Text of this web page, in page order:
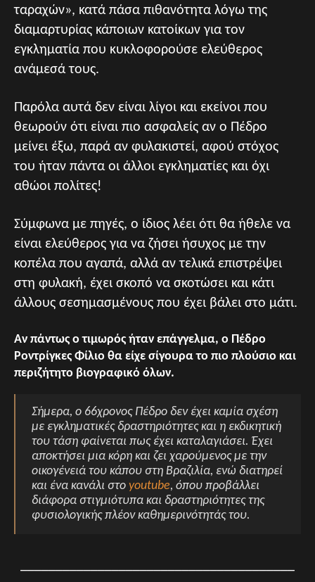
ταραχών», κατά πάσα πιθανότητα λόγω της
διαμαρτυρίας κάποιων κατοίκων για τον
εγκληματία που κυκλοφορούσε ελεύθερος
ανάμεσά τους.
Παρόλα αυτά δεν είναι λίγοι και εκείνοι που
θεωρούν ότι είναι πιο ασφαλείς αν ο Πέδρο
μείνει έξω, παρά αν φυλακιστεί, αφού στόχος
του ήταν πάντα οι άλλοι εγκληματίες και όχι
αθώοι πολίτες!
Σύμφωνα με πηγές, ο ίδιος λέει ότι θα ήθελε να
είναι ελεύθερος για να ζήσει ήσυχος με την
κοπέλα που αγαπά, αλλά αν τελικά επιστρέψει
στη φυλακή, έχει σκοπό να σκοτώσει και κάτι
άλλους σεσημασμένους που έχει βάλει στο μάτι.
Αν πάντως ο τιμωρός ήταν επάγγελμα, ο Πέδρο
Ροντρίγκες Φίλιο θα είχε σίγουρα το πιο πλούσιο και
περιζήτητο βιογραφικό όλων.
Σήμερα, ο 66χρονος Πέδρο δεν έχει καμία σχέση
με εγκληματικές δραστηριότητες και η εκδικητική
του τάση φαίνεται πως έχει καταλαγιάσει. Έχει
αποκτήσει μια κόρη και ζει χαρούμενος με την
οικογένειά του κάπου στη Βραζιλία, ενώ διατηρεί
και ένα κανάλι στο youtube, όπου προβάλλει
διάφορα στιγμιότυπα και δραστηριότητες της
φυσιολογικής πλέον καθημερινότητάς του.